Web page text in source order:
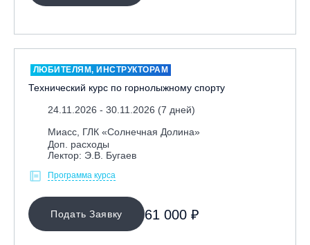
Москва, СК «Кант»
Москва, СЭК «Лата Трэк»
Московская обл., ВГК «Лисья Гора»
Московская обл., ГК Леонида Тягачёва
Московская обл., ГЛК «Красная Горка»
Московская обл., п. Чулково, ГК «Гая Северина»
Московская обл., Сергиев Посад, вейк парк Boardberry
Нижегородская обл., СК «Хабарское»
ЛЮБИТЕЛЯМ, ИНСТРУКТОРАМ
Технический курс по горнолыжному спорту
24.11.2026 - 30.11.2026 (7 дней)
Миасс, ГЛК «Солнечная Долина»
Доп. расходы
Лектор: Э.В. Бугаев
Программа курса
Подать Заявку 61 000 ₽